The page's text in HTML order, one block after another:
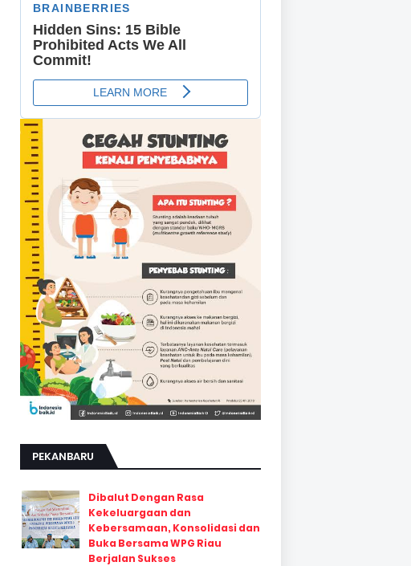
PEKANBARU
Dibalut Dengan Rasa
Kekeluargaan dan
Kebersamaan, Konsolidasi dan
Buka Bersama WPG Riau
Berjalan Sukses